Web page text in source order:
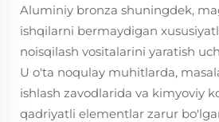
Aluminiy bronza shuningdek,
ishqilarni bermaydigan
noisqilash vositalarini yaratish
U o'ta noqulay muhitlarda,
ishlash zavodlarida va kimyoviy
qadriyatli elementlar zarur